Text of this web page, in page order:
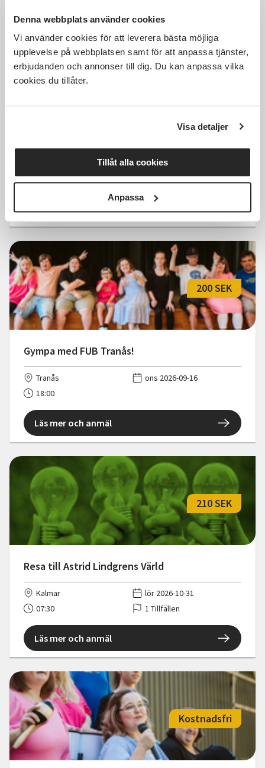
Denna webbplats använder cookies
Vi använder cookies för att leverera bästa möjliga
upplevelse på webbplatsen samt för att anpassa tjänster,
erbjudanden och annonser till dig. Du kan anpassa vilka
cookies du tillåter.
Visa detaljer
Tillåt alla cookies
Anpassa
Hela människan hela livet -
Kostnadsfri
tis 2026-09-08
18:00
Gympa med FUB Tranås!
200 SEK
Tranås
ons 2026-09-16
18:00
Läs mer och anmäl
Resa till Astrid Lindgrens Värld
210 SEK
Kalmar
lör 2026-10-31
07:30
1 Tillfällen
Läs mer och anmäl
Kostnadsfri